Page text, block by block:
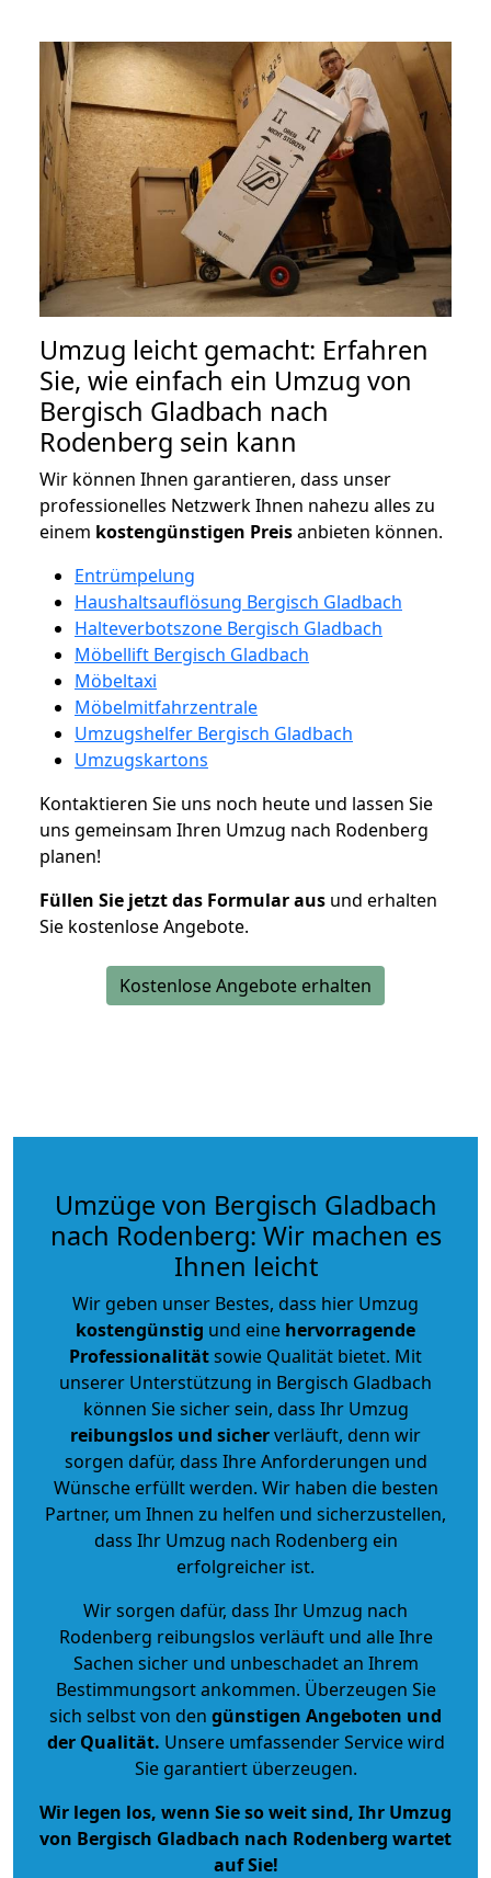
Umzug leicht gemacht: Erfahren
Sie, wie einfach ein Umzug von
Bergisch Gladbach nach
Rodenberg sein kann
Wir können Ihnen garantieren, dass unser
professionelles Netzwerk Ihnen nahezu alles zu
einem kostengünstigen Preisanbieten können.
Entrümpelung
Haushaltsauflösung Bergisch Gladbach
Halteverbotszone Bergisch Gladbach
Möbellift Bergisch Gladbach
Möbeltaxi
Möbelmitfahrzentrale
Umzugshelfer Bergisch Gladbach
Umzugskartons
Kontaktieren Sie uns noch heute und lassen Sie
uns gemeinsam Ihren Umzug nach Rodenberg
planen!
Füllen Sie jetzt das Formular aus und erhalten
Sie kostenlose Angebote.
Kostenlose Angebote erhalten
Umzüge von Bergisch Gladbach
nach Rodenberg: Wir machen es
Ihnen leicht
Wir geben unser Bestes, dass hier Umzug
kostengünstig und eine hervorragende
Professionalitätsowie Qualität bietet. Mit
unserer Unterstützung in Bergisch Gladbach
können Sie sicher sein, dass Ihr Umzug
reibungslos und sicherverläuft, denn wir
sorgen dafür, dass Ihre Anforderungen und
Wünsche erfüllt werden. Wir haben die besten
Partner, um Ihnen zu helfen und sicherzustellen,
dass Ihr Umzug nach Rodenberg ein
erfolgreicher ist.
Wir sorgen dafür, dass Ihr Umzug nach
Rodenberg reibungslos verläuft und alle Ihre
Sachen sicher und unbeschadet an Ihrem
Bestimmungsort ankommen. Überzeugen Sie
sich selbst von den günstigen Angeboten und
der Qualität. Unsere umfassender Service wird
Sie garantiert überzeugen.
Wir legen los, wenn Sie so weit sind, Ihr Umzug
von Bergisch Gladbach nach Rodenberg wartet
auf Sie!